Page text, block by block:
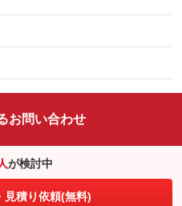
お問い合わせ
人が検討中
見積り依頼(無料)